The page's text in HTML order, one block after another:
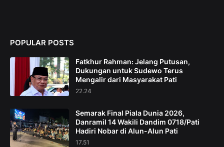
POPULAR POSTS
Fatkhur Rahman: Jelang Putusan,
Dukungan untuk Sudewo Terus
Mengalir dari Masyarakat Pati
22.24
Semarak Final Piala Dunia 2026,
Danramil 14 Wakili Dandim 0718/Pati
Hadiri Nobar di Alun-Alun Pati
17.51